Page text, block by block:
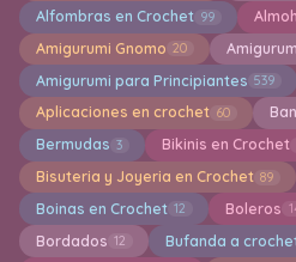
Alfombras en Crochet 99
Amigurumi Gnomo 20
Amigurumi para Principiantes 539
Aplicaciones en crochet 60
Bermudas 3 Bikinis en Crochet
Bisuteria y Joyeria en Crochet 89
Boinas en Crochet 12 Boleros
Bordados 12 Bufanda a